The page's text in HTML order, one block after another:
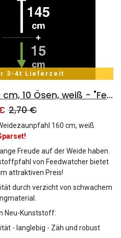
3-4t Lieferzeit
1x Weidezaunpfahl 160 cm, 10 Ösen, weiß - "Feedwatcher 160"
2,70€
160 cm, weiß
Freude auf der Weide haben.
von Feedwatcher bietet
attraktiven Preis!
durch verzicht von schwachem
Neu-Kunststoff:
- langlebig - Zäh und robust